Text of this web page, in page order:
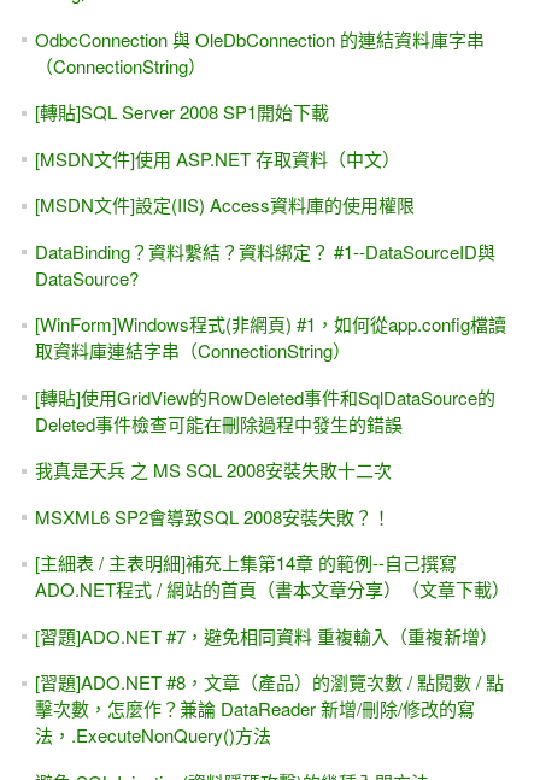
想開發.NET 6 / .NET Core 6 只能用 VS 2022
安裝與下載 VS2022，x64打造的IDE開發工具 (.NET Core 6
MVC)
[轉職] 寫程式真的能發大財、年薪百萬嗎？
[ASP.NET MVC] VS2022 / .NET Core 6的改變？如何購買
mis2000lab線上課程？
[ASP.NET Core] WebAPI與JWT簡易入門
[ASP.NET Core] WebAPI與 Postman簡易入門
[博碩出版社] 深入探索.NET資料存取：ADO.NET +
SqlDataSource + LINQ（第二版）
[ASP.NET Core MVC] 01-2A 初學者的第二堂課(採用
VS2019)
[ASP.NET]OutputCache輸出快取 - Web Form + MVC適用
[學員感言] ASP.NET MVC 線上課程，半年加薪150%
ASP.NET - NPOI匯出Excel、讀取Excel（批次新增、輸入大
量數據）
在下定決心以前，請不要急著繳費
ASP.NET Core - FileUpload 檔案上傳 + NPOI